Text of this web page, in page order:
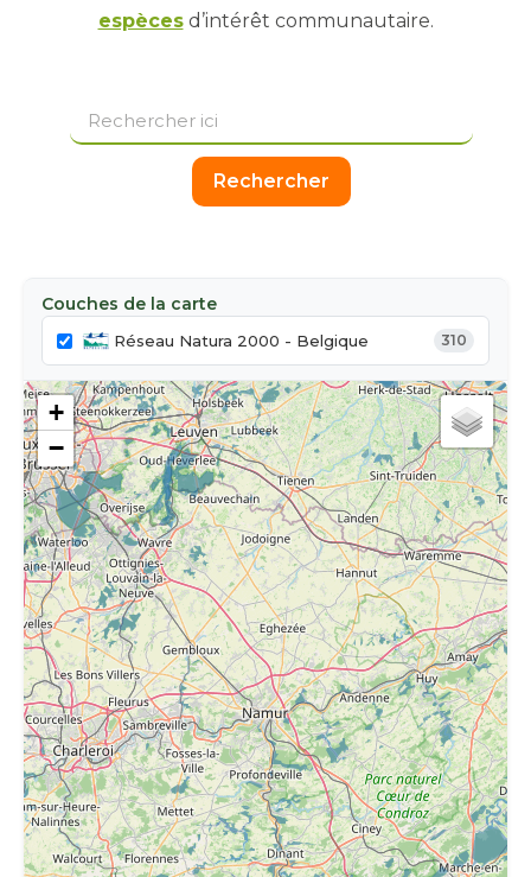
espècesd’intérêt communautaire.
Couches de la carte
Réseau Natura 2000 - Belgique 310
+
−